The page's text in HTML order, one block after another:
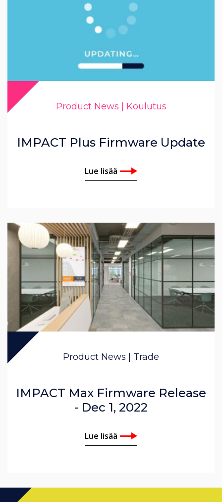
Product News | Koulutus
IMPACT Plus Firmware Update
Lue lisää
Product News | Trade
IMPACT Max Firmware Release
- Dec 1, 2022
Lue lisää